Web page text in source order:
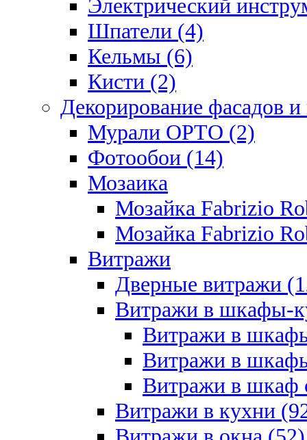
Электрический
Шпатели (4)
Кельмы (6)
Кисти (2)
Декорирование фасадов и
Мурали ОРТО (2)
Фотообои (14)
Мозаика
Мозайка Fabrizio
Мозайка Fabrizio
Витражи
Дверные витражи
Витражи в шкафы-
Витражи в
Витражи в
Витражи в шкаф
Витражи в кухни